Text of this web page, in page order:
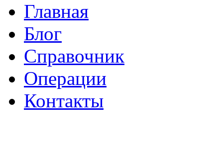
Главная
Блог
Справочник
Операции
Контакты